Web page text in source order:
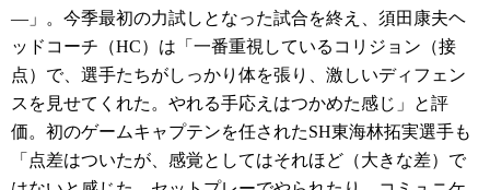
―」。今季最初の力試しとなった試合を終え、須田康夫ヘ
ッドコーチ（HC）は「一番重視しているコリジョン（接
点）で、選手たちがしっかり体を張り、激しいディフェン
スを見せてくれた。やれる手応えはつかめた感じ」と評
価。初のゲームキャプテンを任されたSH東海林拓実選手も
「点差はついたが、感覚としてはそれほど（大きな差）で